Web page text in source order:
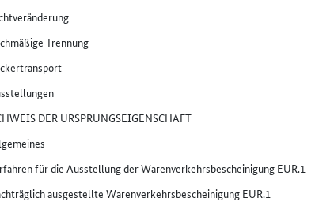
Trennung
DER URSPRUNGSEIGENSCHAFT
für die Ausstellung der Warenverkehrsbescheinigung EUR.1
ausgestellte Warenverkehrsbescheinigung EUR.1